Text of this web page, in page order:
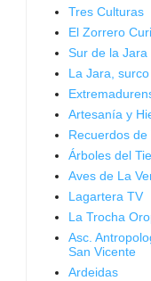
Tres Culturas
El Zorrero
Sur de la Jara
La Jara,
Artesanía y
Recuerdos de
Árboles del
Aves de La
Lagartera TV
La Trocha
Asc.
San Vicente
Ardeidas